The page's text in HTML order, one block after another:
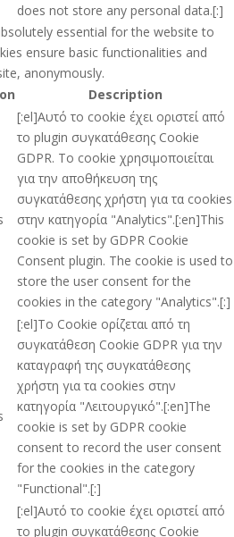
does not store any personal data.[:]
essential for the website to
ensure basic functionalities and
anonymously.
Description
[:el]Αυτό το cookie έχει οριστεί από
το plugin συγκατάθεσης Cookie
GDPR. Το cookie χρησιμοποιείται
για την αποθήκευση της
συγκατάθεσης χρήστη για τα cookies
στην κατηγορία "Analytics".[:en]This
cookie is set by GDPR Cookie
Consent plugin. The cookie is used to
store the user consent for the
cookies in the category "Analytics".[:]
[:el]Το Cookie ορίζεται από τη
συγκατάθεση Cookie GDPR για την
καταγραφή της συγκατάθεσης
χρήστη για τα cookies στην
κατηγορία "Λειτουργικό".[:en]The
cookie is set by GDPR cookie
consent to record the user consent
for the cookies in the category
"Functional".[:]
[:el]Αυτό το cookie έχει οριστεί από
το plugin συγκατάθεσης Cookie